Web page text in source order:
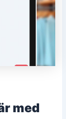
med